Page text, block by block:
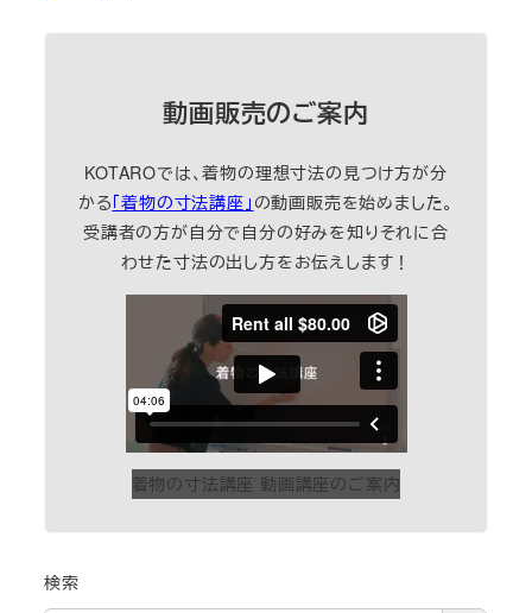
動画販売のご案内
KOTAROでは、着物の理想寸法の見つけ方が分
かる「着物の寸法講座」 の動画販売を始めました。
受講者の方が自分で自分の好みを知りそれに合
わせた寸法の出し方をお伝えします！
着物の寸法講座 動画講座のご案内
検索